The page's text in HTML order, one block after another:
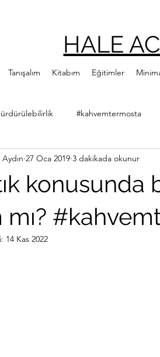
HALE
Tanışalım Kitabım Eğitimler
#kahvemtermosta
Verenler Minimalist Kitap Önerileri
Hale Acun Aydın
mı?
27 Oca 2019 3 dakikada okunur
14 Kas 2022